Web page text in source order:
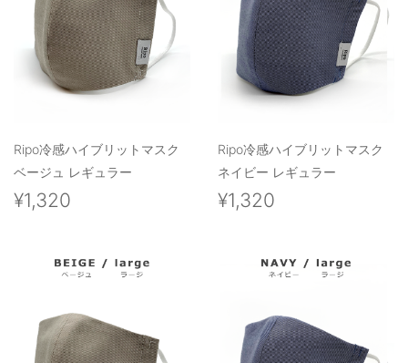
Ripo冷感ハイブリットマスク
ベージュ レギュラー
¥1,320
Ripo冷感ハイブリットマスク
ネイビー レギュラー
¥1,320